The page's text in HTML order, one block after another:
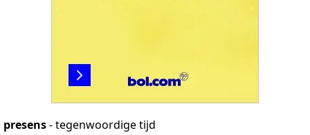
presens- tegenwoordige tijd